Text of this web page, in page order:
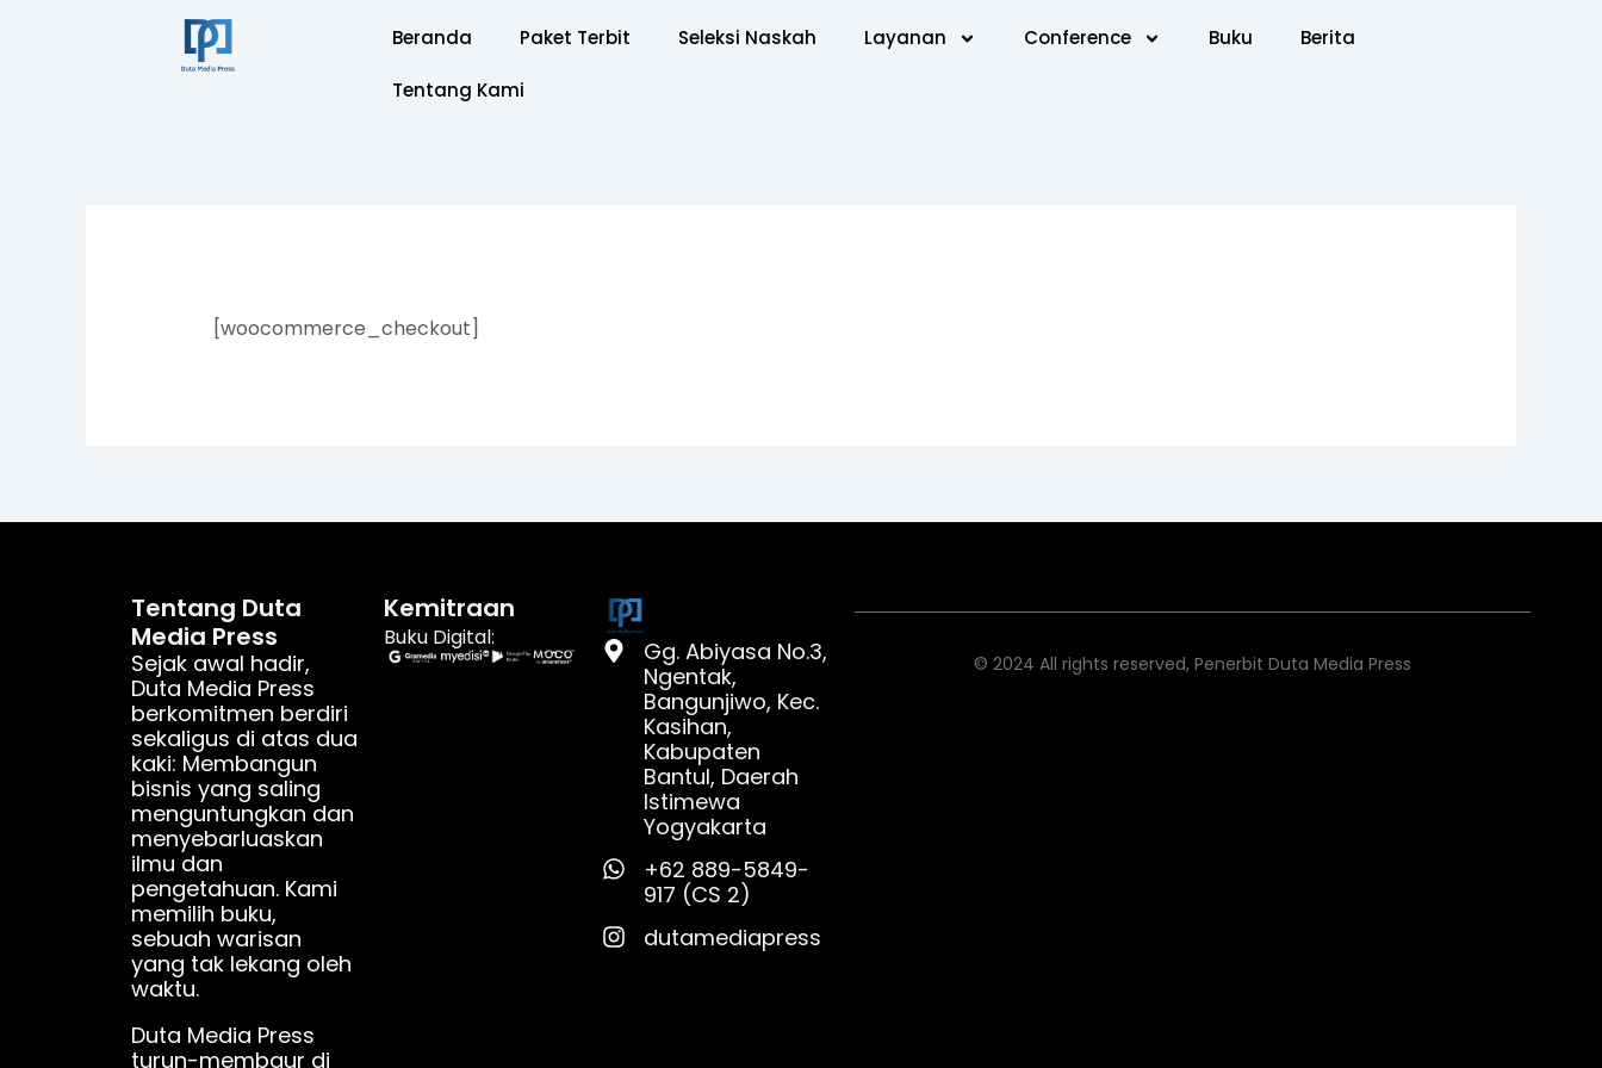
Beranda Paket Terbit Seleksi Naskah Layanan Conference Buku Berita
Tentang Kami
[woocommerce_checkout]
Tentang Duta
Media Press
Sejak awal hadir,
Duta Media Press
berkomitmen berdiri
sekaligus di atas dua
kaki: Membangun
bisnis yang saling
menguntungkan dan
menyebarluaskan
ilmu dan
pengetahuan. Kami
memilih buku,
sebuah warisan
yang tak lekang oleh
waktu.
Duta Media Press
turun-membaur di
Kemitraan
Buku Digital:
Gg. Abiyasa No.3,
Ngentak,
Bangunjiwo, Kec.
Kasihan,
Kabupaten
Bantul, Daerah
Istimewa
Yogyakarta
+62 889-5849-
917 (CS 2)
dutamediapress
© 2024 All rights reserved, Penerbit Duta Media Press